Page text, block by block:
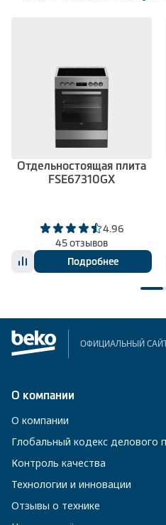
Отдельностоящая плита
FSE67310GX
4.96
45 отзывов
Подробнее
ОФИЦИАЛЬНЫЙ
О компании
О компании
Глобальный кодекс делового
Контроль качества
Технологии и инновации
Отзывы о технике